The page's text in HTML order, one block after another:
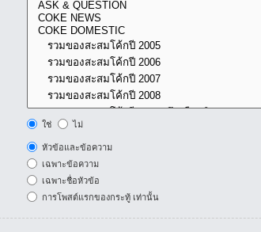
ใช่ ไม่
หัวข้อและข้อความ
เฉพาะข้อความ
เฉพาะชื่อหัวข้อ
การโพสต์แรกของกระทู้ เท่านั้น